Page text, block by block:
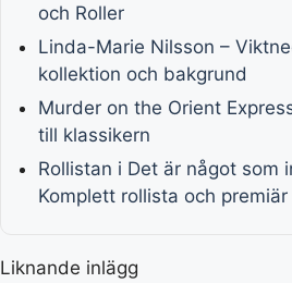
och Roller
Linda-Marie Nilsson –
kollektion och bakgrund
Murder on the Orient
till klassikern
Rollistan i Det är något som
Komplett rollista och
Liknande inlägg